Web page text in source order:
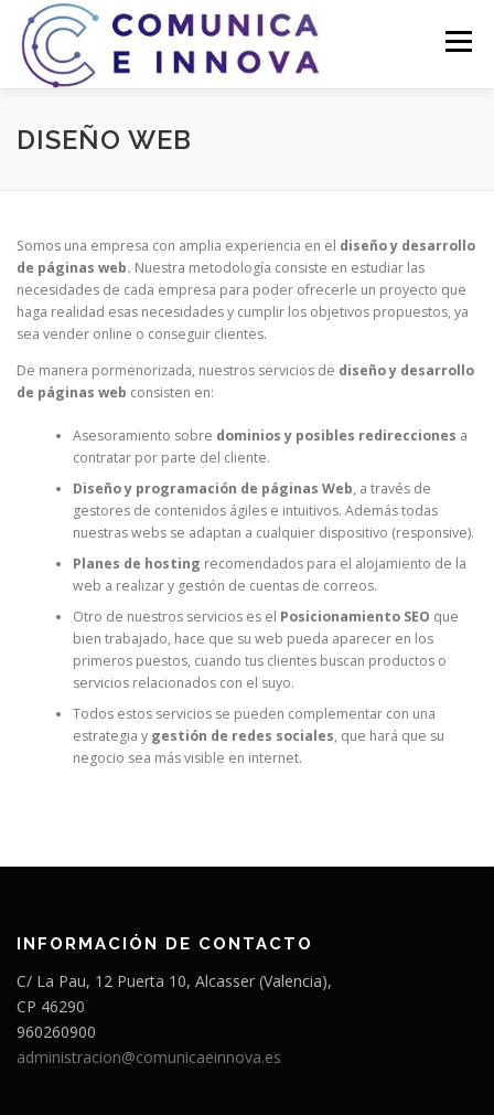
contenido
Menú
INICIO KIT DIGITAL
DISEÑO WEB
Somos una empresa con amplia experiencia en el diseño y desarrollo
de páginas web. Nuestra metodología consiste en estudiar las
necesidades de cada empresa para poder ofrecerle un proyecto que
haga realidad esas necesidades y cumplir los objetivos propuestos, ya
sea vender online o conseguir clientes.
De manera pormenorizada, nuestros servicios de diseño y desarrollo
de páginas web consisten en:
Asesoramiento sobre dominios y posibles redirecciones a
contratar por parte del cliente.
Diseño y programación de páginas Web, a través de
gestores de contenidos ágiles e intuitivos. Además todas
nuestras webs se adaptan a cualquier dispositivo (responsive).
Planes de hosting recomendados para el alojamiento de la
web a realizar y gestión de cuentas de correos.
Otro de nuestros servicios es el Posicionamiento SEO que
bien trabajado, hace que su web pueda aparecer en los
primeros puestos, cuando tus clientes buscan productos o
servicios relacionados con el suyo.
Todos estos servicios se pueden complementar con una
estrategia y gestión de redes sociales, que hará que su
negocio sea más visible en internet.
INFORMACIÓN DE CONTACTO
C/ La Pau, 12 Puerta 10, Alcasser (Valencia),
CP 46290
960260900
administracion@comunicaeinnova.es